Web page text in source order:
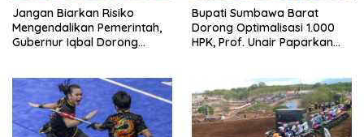
Jangan Biarkan Risiko
Mengendalikan Pemerintah,
Gubernur Iqbal Dorong
Bupati Sumbawa Barat
Dorong Optimalisasi 1.000
HPK, Prof. Unair Paparkan